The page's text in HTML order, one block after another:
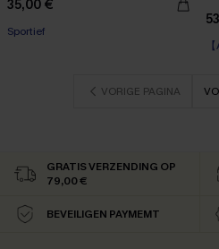
35,00 €
Sportief
VORIGE PAGINA
GRATIS VERZENDING OP
79,00 €
BEVEILIGEN PAYMEMT